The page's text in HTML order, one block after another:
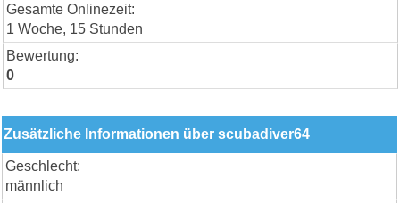
Gesamte Onlinezeit:
1 Woche, 15 Stunden
Bewertung:
0
Zusätzliche Informationen über scubadiver64
Geschlecht:
männlich